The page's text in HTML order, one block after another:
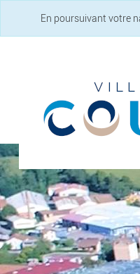
En poursuivant votre